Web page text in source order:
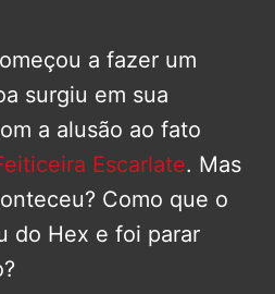
a fazer um
surgiu em sua
a alusão ao fato
Escarlate. Mas
Como que o
do Hex e foi parar